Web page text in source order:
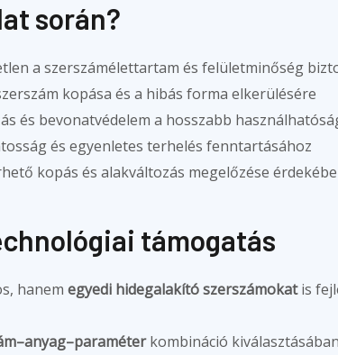
során?
a szerszámélettartam és felületminőség
kopása és a hibás forma elkerülésére
és bevonatvédelem a hosszabb
és egyenletes terhelés fenntartásához
kopás és alakváltozás megelőzése
támogatás
hanem egyedi hidegalakító szerszámokatis
kombináció